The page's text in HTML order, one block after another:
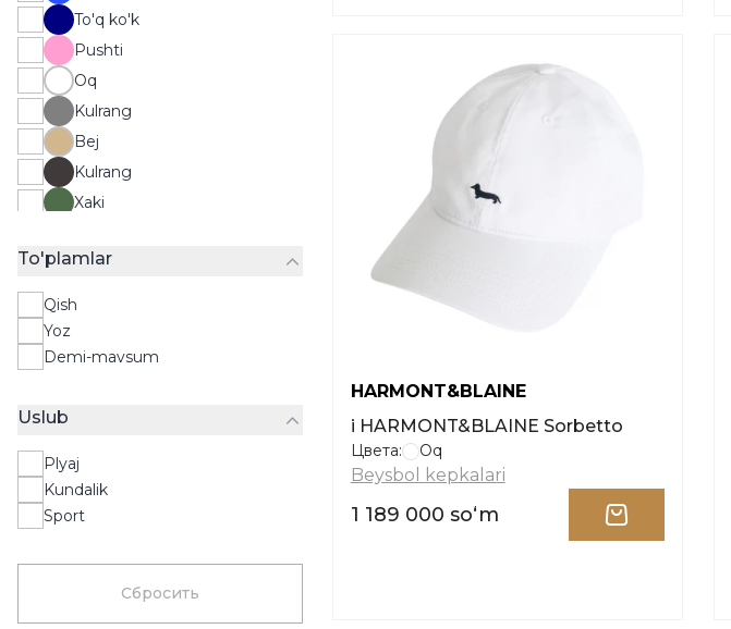
To'q ko'k
Pushti
Oq
Kulrang
Bej
Kulrang
Xaki
Rang-barang
Krem rang
To'plamlar
Qish
Yoz
Demi-mavsum
Uslub
Plyaj
Kundalik
Sport
Сбросить
HARMONT&BLAINE
i HARMONT&BLAINE Sorbetto
Цвета: Oq
Beysbol kepkalari
1 189 000 soʻm